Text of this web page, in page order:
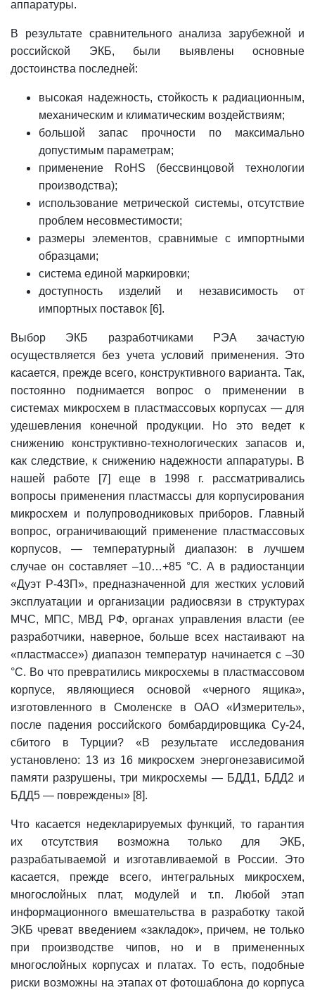
аппаратуры.
В результате сравнительного анализа зарубежной и
российской ЭКБ, были выявлены основные
достоинства последней:
высокая надежность, стойкость к радиационным,
механическим и климатическим воздействиям;
большой запас прочности по максимально
допустимым параметрам;
применение RoHS (бессвинцовой технологии
производства);
использование метрической системы, отсутствие
проблем несовместимости;
размеры элементов, сравнимые с импортными
образцами;
система единой маркировки;
доступность изделий и независимость от
импортных поставок [6].
Выбор ЭКБ разработчиками РЭА зачастую
осуществляется без учета условий применения. Это
касается, прежде всего, конструктивного варианта. Так,
постоянно поднимается вопрос о применении в
системах микросхем в пластмассовых корпусах — для
удешевления конечной продукции. Но это ведет к
снижению конструктивно-технологических запасов и,
как следствие, к снижению надежности аппаратуры. В
нашей работе [7] еще в 1998 г. рассматривались
вопросы применения пластмассы для корпусирования
микросхем и полупроводниковых приборов. Главный
вопрос, ограничивающий применение пластмассовых
корпусов, — температурный диапазон: в лучшем
случае он составляет –10…+85 °С. А в радиостанции
«Дуэт Р-43П», предназначенной для жестких условий
эксплуатации и организации радиосвязи в структурах
МЧС, МПС, МВД РФ, органах управления власти (ее
разработчики, наверное, больше всех настаивают на
«пластмассе») диапазон температур начинается с –30
°С. Во что превратились микросхемы в пластмассовом
корпусе, являющиеся основой «черного ящика»,
изготовленного в Смоленске в ОАО «Измеритель»,
после падения российского бомбардировщика Су-24,
сбитого в Турции? «В результате исследования
установлено: 13 из 16 микросхем энергонезависимой
памяти разрушены, три микросхемы — БДД1, БДД2 и
БДД5 — повреждены» [8].
Что касается недекларируемых функций, то гарантия
их отсутствия возможна только для ЭКБ,
разрабатываемой и изготавливаемой в России. Это
касается, прежде всего, интегральных микросхем,
многослойных плат, модулей и т.п. Любой этап
информационного вмешательства в разработку такой
ЭКБ чреват введением «закладок», причем, не только
при производстве чипов, но и в примененных
многослойных корпусах и платах. То есть, подобные
риски возможны на этапах от фотошаблона до корпуса